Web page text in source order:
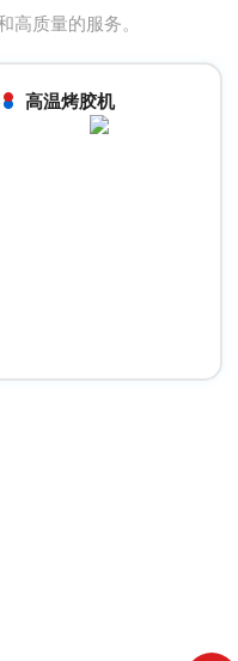
高质量的服务。
高温烤胶机